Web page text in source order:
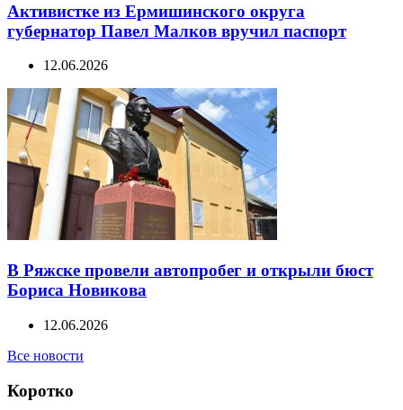
Активистке из Ермишинского округа
губернатор Павел Малков вручил паспорт
12.06.2026
В Ряжске провели автопробег и открыли бюст
Бориса Новикова
12.06.2026
Все новости
Коротко